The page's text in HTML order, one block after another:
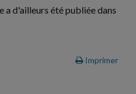
a d'ailleurs été publiée dans
Imprimer